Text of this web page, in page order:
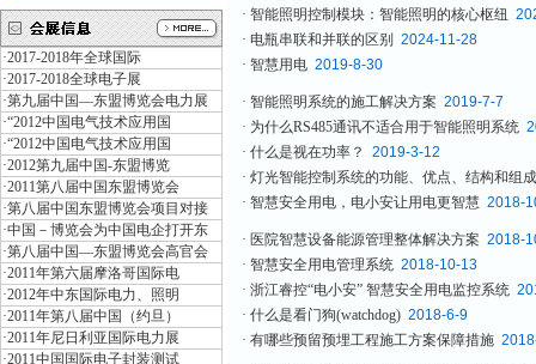
·2017-2018年全球国际
·2017-2018全球电子展
·第九届中国—东盟博览会电力展
·“2012中国电气技术应用国
·“2012中国电气技术应用国
·2012第九届中国-东盟博览
·2011第八届中国东盟博览会
·第八届中国东盟博览会项目对接
·中国－博览会为中国电企打开东
·第八届中国—东盟博览会高官会
·2011年第六届摩洛哥国际电
·2012年中东国际电力、照明
·2011年第八届中国（约旦）
·2011年尼日利亚国际电力展
·2011中国国际电子封装测试
· 智能照明控制模块：智能照明的核心枢纽
· 电瓶串联和并联的区别
2024-11-28
· 智慧用电 2019-8-30
· 智能照明系统的施工解决方案 2019-7-7
· 为什么RS485通讯不适合用于智能照明系统
· 什么是视在功率？
2019-3-12
· 灯光智能控制系统的功能、优点、结构和组
· 智慧安全用电，电小安让用电更智慧 2018-
· 医院智慧设备能源管理整体解决方案 2018-
· 智慧安全用电管理系统 2018-10-13
· 浙江睿控“电小安” 智慧安全用电监控系统
· 什么是看门狗(watchdog) 2018-6-9
· 有哪些预留预埋工程施工方案保障措施